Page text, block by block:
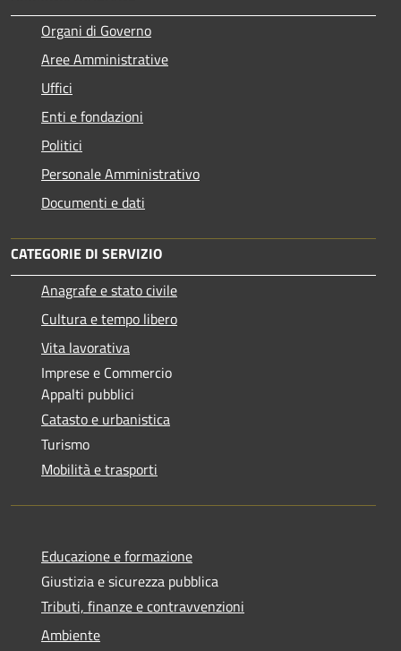
Organi di Governo
Aree Amministrative
Uffici
Enti e fondazioni
Politici
Personale Amministrativo
Documenti e dati
CATEGORIE DI SERVIZIO
Anagrafe e stato civile
Cultura e tempo libero
Vita lavorativa
Imprese e Commercio
Appalti pubblici
Catasto e urbanistica
Turismo
Mobilità e trasporti
Educazione e formazione
Giustizia e sicurezza pubblica
Tributi, finanze e contravvenzioni
Ambiente